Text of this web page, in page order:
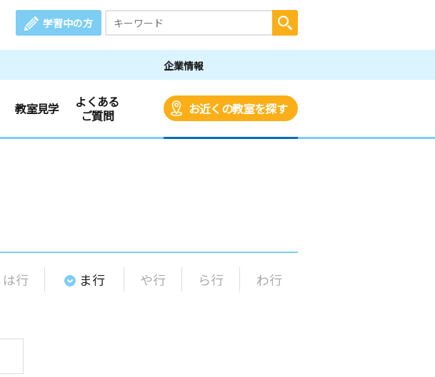
学習中の方
企業情報
教室見学
よくある
ご質問
お近くの教室を探す
は行 ま行 や行 ら行 わ行